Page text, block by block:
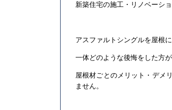
新築住宅の施工・リノベーシ
アスファルトシングルを屋根
一体どのような後悔をした方
屋根材ごとのメリット・デメ
ません。